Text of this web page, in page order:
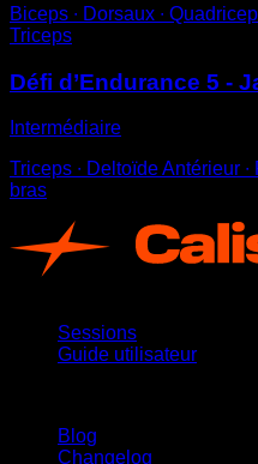
Biceps ∙ Dorsaux ∙
Triceps
Défi d’Endurance 5 -
Intermédiaire
Triceps ∙ Deltoïde Antérieur
bras
Sessions
Guide utilisateur
Blog
Changelog